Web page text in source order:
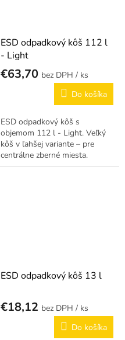
ESD odpadkový kôš 112 l
- Light
€63,70
/ ks
Do košíka
ESD odpadkový kôš s
objemom 112 l - Light. Veľký
kôš v ľahšej variante – pre
centrálne zberné miesta.
Antistatická úprava chráni
ESD odpadkový kôš 13 l
€18,12
/ ks
Do košíka